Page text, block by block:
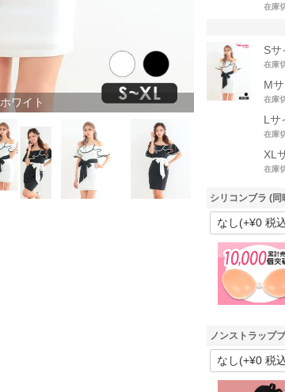
ホワイト
在庫
Sサ
在庫
M
在庫
Lサ
在庫
XL
在庫
シリコンブラ (
ノンストラップ